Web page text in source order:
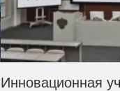
Инновационная